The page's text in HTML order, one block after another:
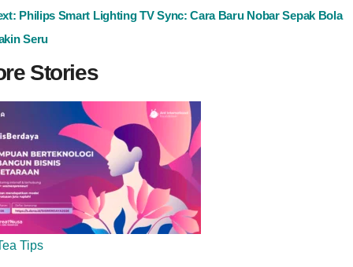
Philips Smart Lighting TV Sync: Cara Baru Nobar Sepak Bola
Seru
Stories
Tips